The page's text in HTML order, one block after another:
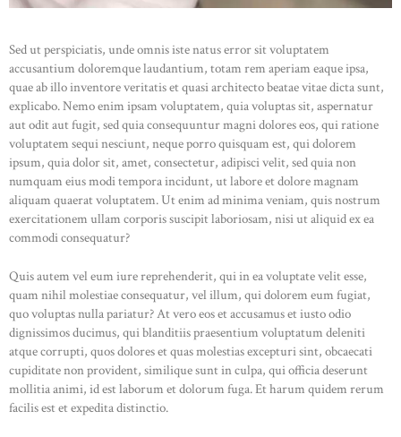
HOME
ABOUT US
CATALOG
CONTACT
Sed ut perspiciatis, unde omnis iste natus error sit voluptatem
accusantium doloremque laudantium, totam rem aperiam eaque ipsa,
quae ab illo inventore veritatis et quasi architecto beatae vitae dicta sunt,
explicabo. Nemo enim ipsam voluptatem, quia voluptas sit, aspernatur
aut odit aut fugit, sed quia consequuntur magni dolores eos, qui ratione
voluptatem sequi nesciunt, neque porro quisquam est, qui dolorem
ipsum, quia dolor sit, amet, consectetur, adipisci velit, sed quia non
numquam eius modi tempora incidunt, ut labore et dolore magnam
aliquam quaerat voluptatem. Ut enim ad minima veniam, quis nostrum
exercitationem ullam corporis suscipit laboriosam, nisi ut aliquid ex ea
commodi consequatur?
Quis autem vel eum iure reprehenderit, qui in ea voluptate velit esse,
quam nihil molestiae consequatur, vel illum, qui dolorem eum fugiat,
quo voluptas nulla pariatur? At vero eos et accusamus et iusto odio
dignissimos ducimus, qui blanditiis praesentium voluptatum deleniti
atque corrupti, quos dolores et quas molestias excepturi sint, obcaecati
cupiditate non provident, similique sunt in culpa, qui officia deserunt
mollitia animi, id est laborum et dolorum fuga. Et harum quidem rerum
facilis est et expedita distinctio.